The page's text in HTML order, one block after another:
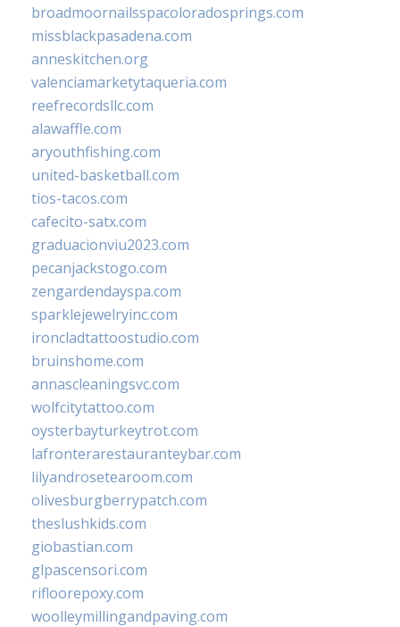
broadmoornailsspacoloradosprings.com
missblackpasadena.com
anneskitchen.org
valenciamarketytaqueria.com
reefrecordsllc.com
alawaffle.com
aryouthfishing.com
united-basketball.com
tios-tacos.com
cafecito-satx.com
graduacionviu2023.com
pecanjackstogo.com
zengardendayspa.com
sparklejewelryinc.com
ironcladtattoostudio.com
bruinshome.com
annascleaningsvc.com
wolfcitytattoo.com
oysterbayturkeytrot.com
lafronterarestauranteybar.com
lilyandrosetearoom.com
olivesburgberrypatch.com
theslushkids.com
giobastian.com
glpascensori.com
rifloorepoxy.com
woolleymillingandpaving.com